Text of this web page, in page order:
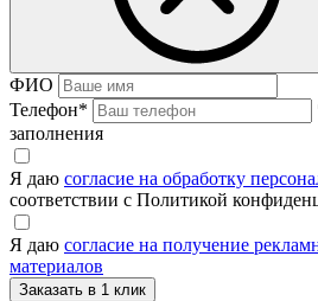
ФИО
Телефон*
заполнения
Я даю согласие на обработку
соответствии с Политикой
Я даю согласие на получение
материалов